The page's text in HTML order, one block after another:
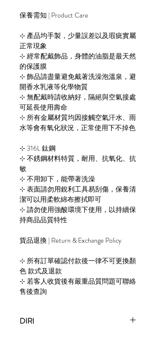
保養需知 | Product Care
⊹ 產品均手製，少量誤差以及瑕疵實屬
正常現象
⊹ 經常配戴飾品，身體的油脂是最天然
的保護膜
⊹ 飾品請盡量避免戴著洗澡泡溫泉，避
開香水乳液等化學物質
⊹ 無配戴時請收納好，隔絕與空氣接處
可延長使用壽命
⊹ 所有金屬材質均因接觸空氣汗水、雨
水等會有氧化狀況，正常使用下不掉色
​​⊹ 316L 鈦鋼
⊹ 不銹鋼材料特質，耐用、抗氧化、抗
敏
⊹ 不用卸下，能帶著洗澡
⊹ 表面請勿用銳利工具易刮傷，保養清
潔可以用柔軟綿布擦拭即可
⊹ 請勿使用強酸環境下使用，以持續保
持商品品質特性
貨品退換 | Return & Exchange Policy
⊹ 所有訂單確認付款後一律不可更換顏
色 款式及退款
⊹ 若客人收貨後有嚴重品質問題可聯絡
售後查詢
DIRI